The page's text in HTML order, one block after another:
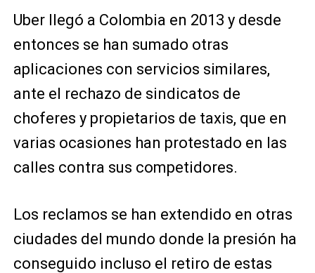
Uber llegó a Colombia en 2013 y desde
entonces se han sumado otras
aplicaciones con servicios similares,
ante el rechazo de sindicatos de
choferes y propietarios de taxis, que en
varias ocasiones han protestado en las
calles contra sus competidores.
Los reclamos se han extendido en otras
ciudades del mundo donde la presión ha
conseguido incluso el retiro de estas